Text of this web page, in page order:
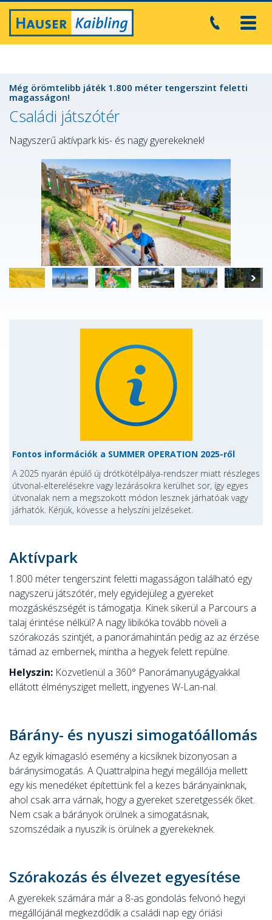
Még örömtelibb játék 1.800 méter tengerszint feletti
magasságon!
Családi játszótér
Nagyszerű aktívpark kis- és nagy gyerekeknek!
Fontos információk a SUMMER OPERATION 2025-ről
A 2025 nyarán épülő új drótkötélpálya-rendszer miatt részleges
útvonal-elterelésekre vagy lezárásokra kerülhet sor, így egyes
útvonalak nem a megszokott módon lesznek járhatóak vagy
járhatók. Kérjük, kövesse a helyszíni jelzéseket.
Aktívpark
1.800 méter tengerszint feletti magasságon található egy
nagyszerü játszótér, mely egyidejüleg a gyereket
mozgáskészségét is támogatja. Kinek sikerül a Parcours a
talaj érintése nélkül? A nagy libikóka tovább növeli a
szórakozás szintjét, a panorámahintán pedig az az érzése
támad az embernek, mintha a hegyek felett repülne.
Helyszin: Közvetlenül a 360° Panorámanyugágyakkal
ellátott élménysziget mellett, ingyenes W-Lan-nal.
Bárány- és nyuszi simogatóállomás
Az egyik kimagasló esemény a kicsiknek bizonyosan a
báránysimogatás. A Quattralpina hegyi megállója mellett
egy kis menedéket építettünk fel a kezes bárányainknak,
ahol csak arra várnak, hogy a gyereket szeretgessék őket.
Nem csak a bárányok örülnek a simogatásnak,
szomszédaik a nyuszik is örülnek a gyerekeknek.
Szórakozás és élvezet egyesítése
A gyerekek számára már a 8-as gondolás felvonó hegyi
megállójánál megkezdődik a családi nap egy óriási